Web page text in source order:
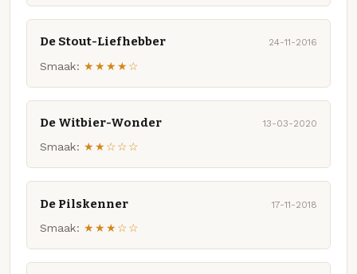
De Stout-Liefhebber 24-11-2016
Smaak: ★★★★☆
De Witbier-Wonder 13-03-2020
Smaak: ★★☆☆☆
De Pilskenner 17-11-2018
Smaak: ★★★☆☆